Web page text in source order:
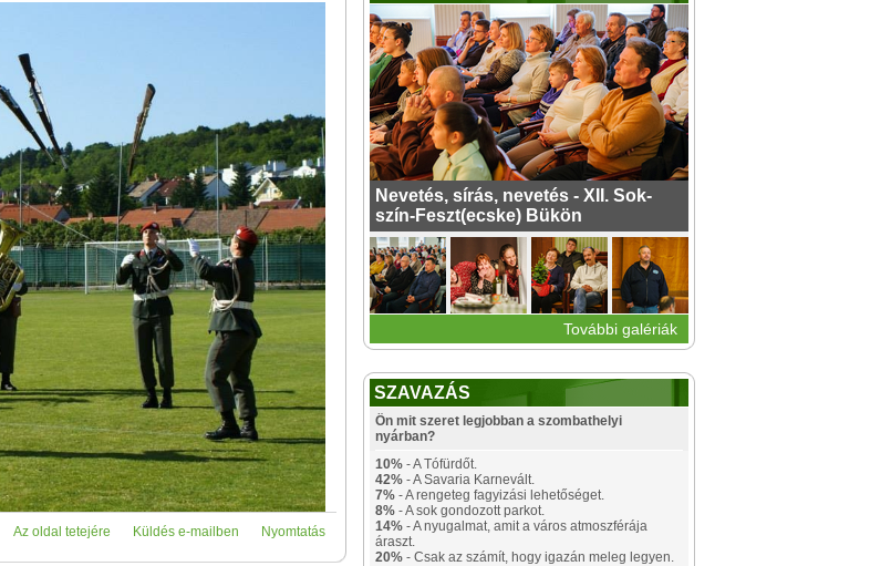
Nyomtatás
Küldés e-mailben
Az oldal tetejére
Nevetés, sírás, nevetés - XII. Sok-
szín-Feszt(ecske) Bükön
További galériák
SZAVAZÁS
Ön mit szeret legjobban a szombathelyi
nyárban?
10% - A Tófürdőt.
42% - A Savaria Karnevált.
7% - A rengeteg fagyizási lehetőséget.
8% - A sok gondozott parkot.
14% - A nyugalmat, amit a város atmoszférája
áraszt.
20% - Csak az számít, hogy igazán meleg legyen.